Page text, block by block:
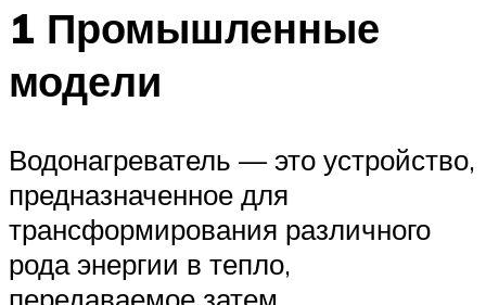
1 Промышленные
модели
Водонагреватель — это устройство,
предназначенное для
трансформирования различного
рода энергии в тепло,